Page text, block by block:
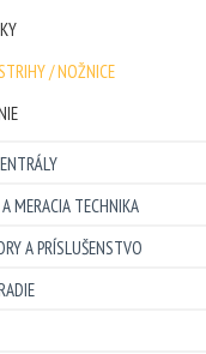
/ NOŽNICE
MERACIA TECHNIKA
A PRÍSLUŠENSTVO